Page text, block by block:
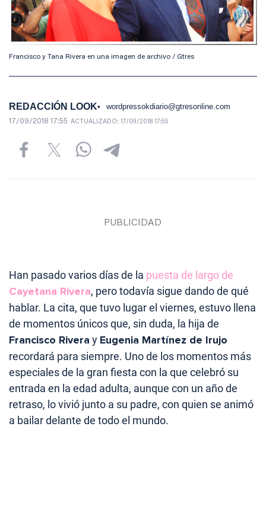
Francisco y Tana Rivera en una imagen de archivo / Gtres
REDACCIÓN LOOK wordpressokdiario@gtresonline.com
17/09/2018 17:55 ACTUALIZADO: 17/09/2018 17:55
Han pasado varios días de la puesta de largo de
Cayetana Rivera, pero todavía sigue dando de qué
hablar. La cita, que tuvo lugar el viernes, estuvo llena
de momentos únicos que, sin duda, la hija de
Francisco Rivera y Eugenia Martínez de Irujo
recordará para siempre. Uno de los momentos más
especiales de la gran fiesta con la que celebró su
entrada en la edad adulta, aunque con un año de
retraso, lo vivió junto a su padre, con quien se animó
a bailar delante de todo el mundo.